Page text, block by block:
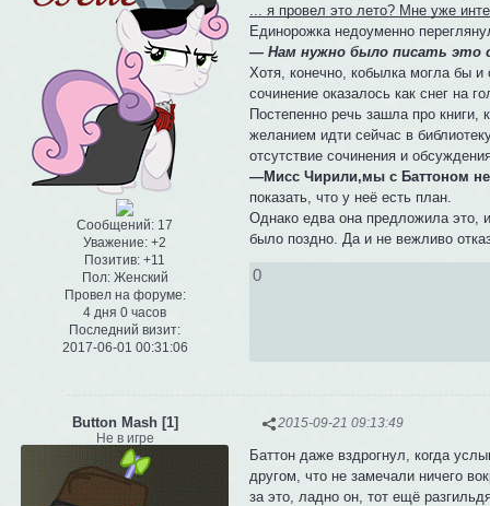
Сообщений: 17
Уважение: +2
Позитив: +11
Пол:Женский
Провел на форуме:
4 дня 0 часов
Последний визит:
2017-06-01 00:31:06
... я провел это лето? Мне уже
Единорожка недоуменно
— Нам нужно было писать это
Хотя, конечно, кобылка могла бы
сочинение оказалось как снег на
Постепенно речь зашла про книги,
желанием идти сейчас в
отсутствие сочинения и
—Мисс Чирили,мы с Баттоном
показать, что у неё есть план.
Однако едва она предложила это,
было поздно. Да и не вежливо
0
2015-09-21 09:13:49
Button Mash [1]
Не в игре
Баттон даже вздрогнул, когда
другом, что не замечали ничего
за это, ладно он, тот ещё